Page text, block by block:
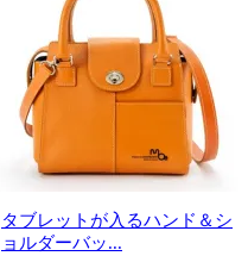
タブレットが入るハンド＆シ
ョルダーバッ...